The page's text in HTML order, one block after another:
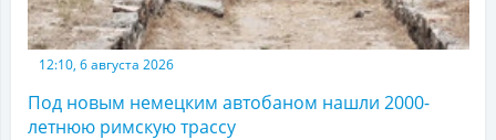
12:10, 6 августа 2026
Под новым немецким автобаном нашли 2000-
летнюю римскую трассу